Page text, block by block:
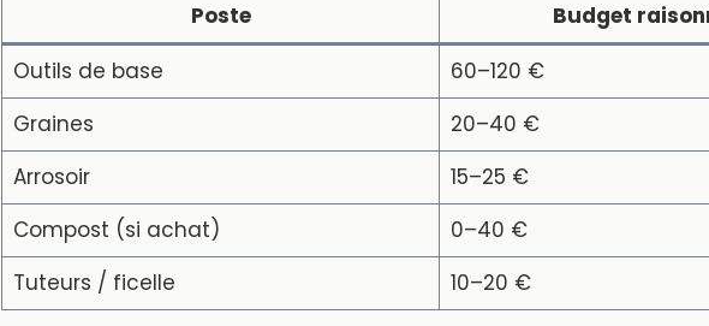
Poste
Budget
Outils de base
60–120 €
Graines
20–40 €
Arrosoir
15–25 €
Compost (si achat)
0–40 €
Tuteurs / ficelle
10–20 €